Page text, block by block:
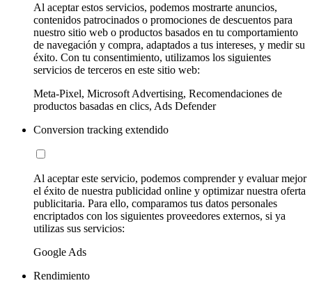
Al aceptar estos servicios, podemos mostrarte anuncios,
contenidos patrocinados o promociones de descuentos para
nuestro sitio web o productos basados en tu comportamiento
de navegación y compra, adaptados a tus intereses, y medir su
éxito. Con tu consentimiento, utilizamos los siguientes
servicios de terceros en este sitio web:
Meta-Pixel, Microsoft Advertising, Recomendaciones de
productos basadas en clics, Ads Defender
Conversion tracking extendido
Al aceptar este servicio, podemos comprender y evaluar mejor
el éxito de nuestra publicidad online y optimizar nuestra oferta
publicitaria. Para ello, comparamos tus datos personales
encriptados con los siguientes proveedores externos, si ya
utilizas sus servicios:
Google Ads
Rendimiento